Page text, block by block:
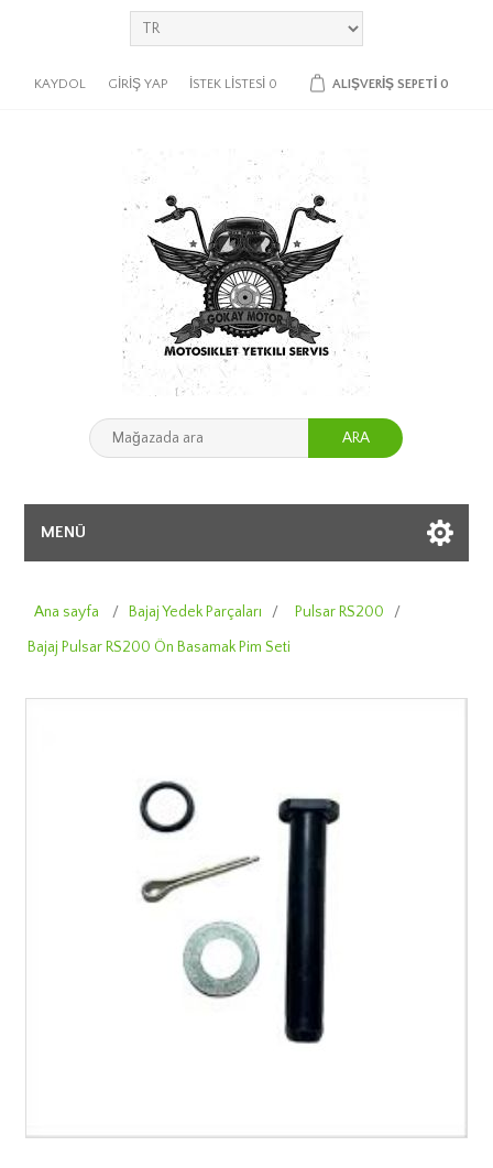
KAYDOL GIRIŞ YAP İSTEK LISTESI 0 ALIŞVERIŞ SEPETI 0
ARA
MENÜ
Ana sayfa / Bajaj Yedek Parçaları / Pulsar RS200
/
Bajaj Pulsar RS200 Ön Basamak Pim Seti